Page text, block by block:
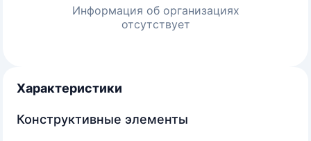
Информация об организациях
отсутствует
Характеристики
Конструктивные элементы